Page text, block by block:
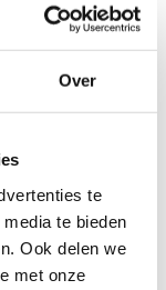
Over
te
te bieden
Ook delen we
met onze
Evidence
Contracting
Swiss